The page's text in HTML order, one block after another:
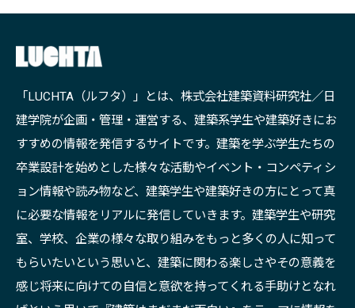
「LUCHTA（ルフタ）」とは、株式会社建築資料研究社／日
建学院が企画・管理・運営する、建築系学生や建築好きにお
すすめの情報を発信するサイトです。建築を学ぶ学生たちの
卒業設計を始めとした様々な活動やイベント・コンペティシ
ョン情報や読み物など、建築学生や建築好きの方にとって真
に必要な情報をリアルに発信していきます。建築学生や研究
室、学校、企業の様々な取り組みをもっと多くの人に知って
もらいたいという思いと、建築に関わる楽しさやその意義を
感じ将来に向けての自信と意欲を持ってくれる手助けとなれ